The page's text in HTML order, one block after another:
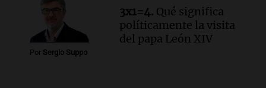
Audio.
Monseñor Fenoy celebra la visita
de León XIV a Argentina y reflexiona
sobre su impacto espiritual
Panorama Federal
Por Sergio Suppo
3x1=4. Qué significa
políticamente la visita
del papa León XIV